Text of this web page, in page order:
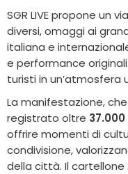
SGR LIVE propone un
diversi, omaggi ai
italiana e
e performance
turisti in un’atmosfera
La manifestazione,
registrato oltre
offrire momenti di
condivisione,
della città. Il cartellone